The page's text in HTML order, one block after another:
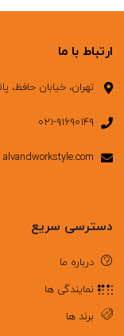
ارتباط با ما
تهران، خیابان حافظ،
۰۲۱-۹۱۶۹۰۱۴۹
alvandworkstyle.com
دسترسی سریع
درباره ما
نمایندگی ها
برند ها